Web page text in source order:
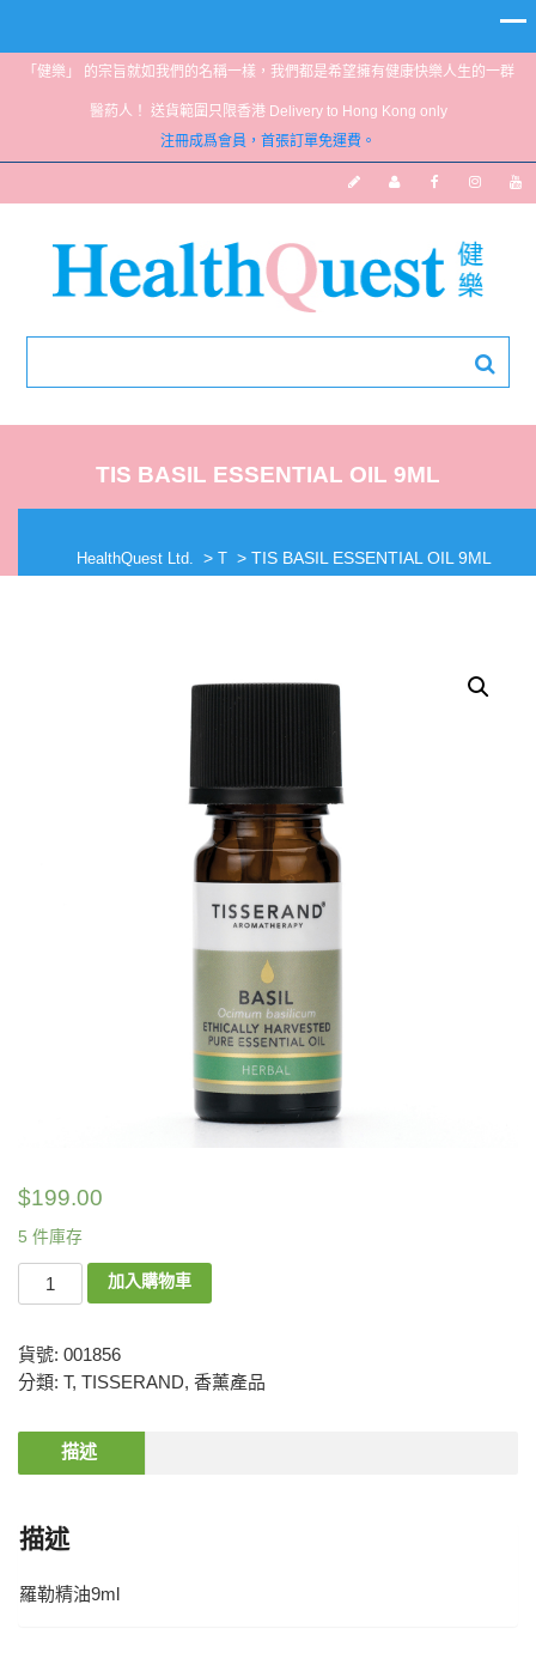
「健樂」 的宗旨就如我們的名稱一樣，我們都是希望擁有健康快樂人生的一群
醫葯人！ 送貨範圍只限香港 Delivery to Hong Kong only
注冊成爲會員，首張訂單免運費。
TIS BASIL ESSENTIAL OIL 9ML
HealthQuest Ltd. > T > TIS BASIL ESSENTIAL OIL 9ML
$199.00
5 件庫存
加入購物車
貨號: 001856
分類: T, TISSERAND, 香薰產品
描述
描述
羅勒精油9ml